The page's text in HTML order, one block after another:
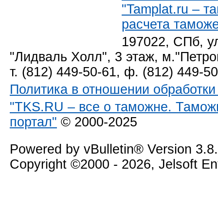
"Tamplat.ru –
расчета
197022, СПб,
"Лидваль Холл", 3 этаж,
т. (812) 449-50-61, ф. (812) 449-
Политика в отношении
"TKS.RU – все о таможне.
портал" © 2000-2025
Powered by vBulletin® Version
Copyright ©2000 - 2026, Jelsoft